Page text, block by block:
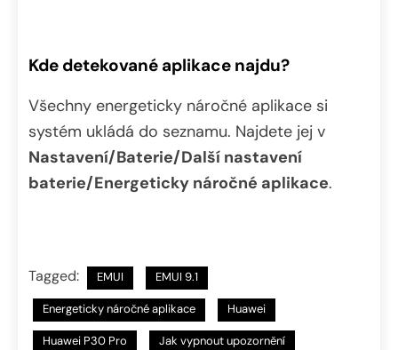
Kde detekované aplikace najdu?
Všechny energeticky náročné aplikace si
systém ukládá do seznamu. Najdete jej v
Nastavení/Baterie/Další nastavení
baterie/Energeticky náročné aplikace.
Tagged: EMUI EMUI 9.1
Energeticky náročné aplikace Huawei
Huawei P30 Pro Jak vypnout upozornění